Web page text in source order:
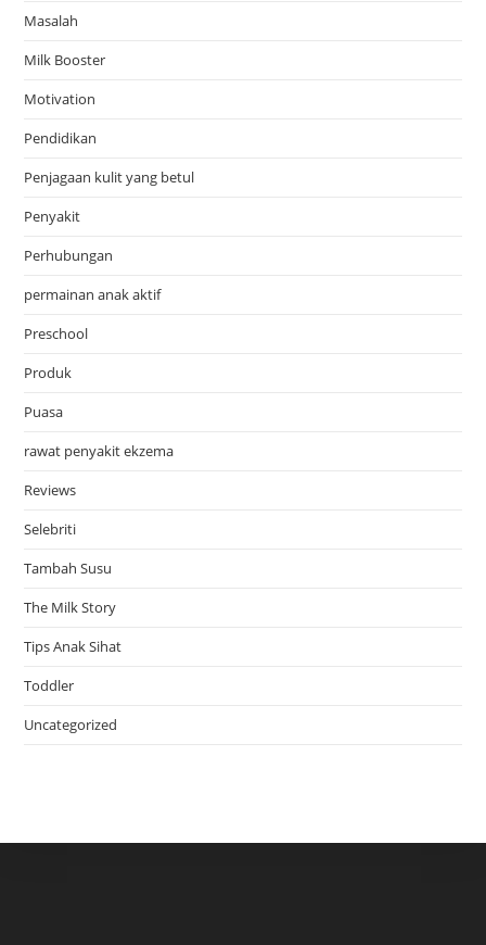
Masalah
Milk Booster
Motivation
Pendidikan
Penjagaan kulit yang betul
Penyakit
Perhubungan
permainan anak aktif
Preschool
Produk
Puasa
rawat penyakit ekzema
Reviews
Selebriti
Tambah Susu
The Milk Story
Tips Anak Sihat
Toddler
Uncategorized